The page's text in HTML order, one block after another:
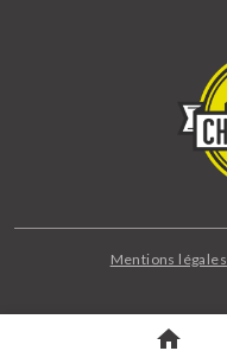
Mentions légales